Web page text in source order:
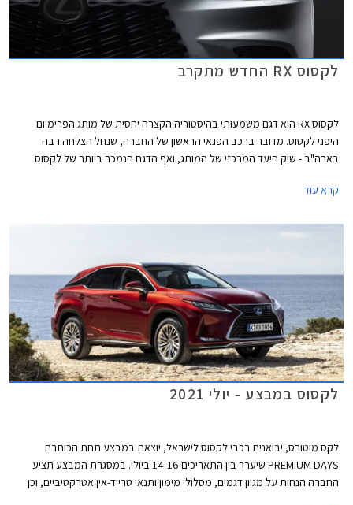
לקסוס RX החדש מתקרב
לקסוס RX הוא דגם משמעותי בהיסטוריה הקצרה יחסית של מותג הפרימיום
היפני לקסוס. מדובר ברכב הפנאי הראשון של החברה, שנחל הצלחה רבה
בארה"ב - שוק היעד המרכזי של המותג, ואף הדגם הנמכר ביותר של לקסוס
היברידית שהפכה למזוהה כל כך עם המותג.
קרא עוד
לקסוס במבצע - יולי 2021
לקס מוטורס, יבואנית רכבי לקסוס לישראל, יוצאת במבצע תחת הכותרת
PREMIUM DAYS שיערך בין התאריכים 14-16 ביולי. במסגרת המבצע תציע
החברה הנחות על מגוון דגמים, מסלולי מימון ותנאי טרייד-אין אטרקטיביים, וכן